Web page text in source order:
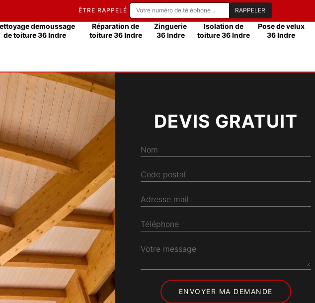
ÊTRE RAPPELÉ
demoussage
de toiture 36 Indre
Réparation de
toiture 36 Indre
Zinguerie
36 Indre
Isolation de
toiture 36 Indre
Pose de velux
36 Indre
DEVIS GRATUIT
Nom
Code postal
Adresse mail
Téléphone
Votre message